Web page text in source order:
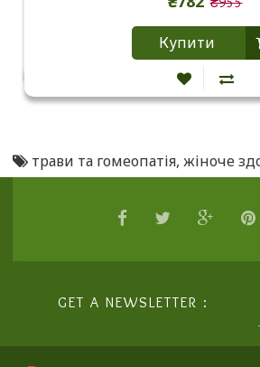
Купити
трави та гомеопатія, жіноче
GET A NEWSLETTER :